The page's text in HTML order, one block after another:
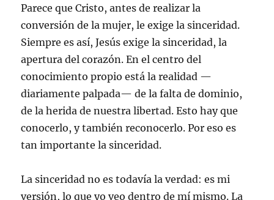
Parece que Cristo, antes de realizar la
conversión de la mujer, le exige la sinceridad.
Siempre es así, Jesús exige la sinceridad, la
apertura del corazón. En el centro del
conocimiento propio está la realidad —
diariamente palpada— de la falta de dominio,
de la herida de nuestra libertad. Esto hay que
conocerlo, y también reconocerlo. Por eso es
tan importante la sinceridad.
La sinceridad no es todavía la verdad: es mi
versión, lo que yo veo dentro de mí mismo. La